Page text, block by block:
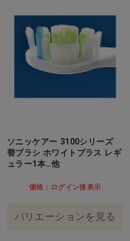
ソニッケアー 3100シリーズ
替ブラシ ホワイトプラス レギ
ュラー1本…他
価格：ログイン後表示
バリエーションを見る